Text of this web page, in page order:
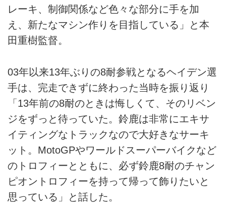
レーキ、制御関係など色々な部分に手を加
え、新たなマシン作りを目指している」と本
田重樹監督。
03年以来13年ぶりの8耐参戦となるヘイデン選
手は、完走できずに終わった当時を振り返り
「13年前の8耐のときは悔しくて、そのリベン
ジをずっと待っていた。鈴鹿は非常にエキサ
イティングなトラックなので大好きなサーキ
ット。MotoGPやワールドスーパーバイクなど
のトロフィーとともに、必ず鈴鹿8耐のチャン
ピオントロフィーを持って帰って飾りたいと
思っている」と話した。